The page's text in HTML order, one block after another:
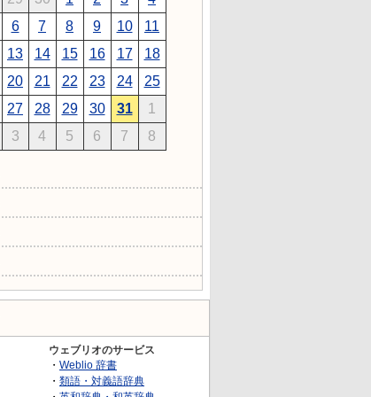
6 7 8 9 10
11
13 14 15 16 17
18
20 21 22 23 24
25
27 28 29 30 31
1
3 4 5 6 7 8
ウェブリオのサービス
・ Weblio 辞書
・ 類語・対義語辞典